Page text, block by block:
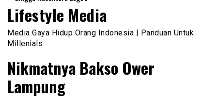
Lifestyle Media
Media Gaya Hidup Orang Indonesia | Panduan Untuk
Millenials
Nikmatnya Bakso Ower
Lampung